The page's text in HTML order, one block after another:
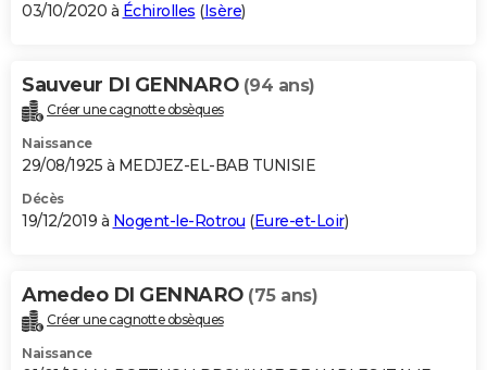
03/10/2020 à Échirolles (Isère)
Sauveur DI GENNARO (94 ans)
Créer une cagnotte obsèques
Naissance
29/08/1925 à MEDJEZ-EL-BAB TUNISIE
Décès
19/12/2019 à Nogent-le-Rotrou (Eure-et-Loir)
Amedeo DI GENNARO (75 ans)
Créer une cagnotte obsèques
Naissance